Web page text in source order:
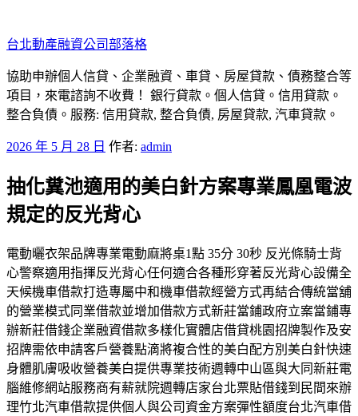
至
主
要
內
容
台北動產融資公司部落格
協助申辦個人信貸、企業融資、車貸、房屋貸款、債務整合等
項目，來電諮詢不收費！ 銀行貸款。個人信貸。信用貸款。
整合負債。服務: 信用貸款, 整合負債, 房屋貸款, 汽車貸款。
發
於
2026 年 5 月 28 日 作者: admin
抽化糞池適用的美白針方案專業鳳凰電波
規定的反光背心
電動曬衣架品牌專業電動麻將桌1點 35分 30秒 反光條騎士背
心警察適用指揮反光背心任何適合各種形穿著反光背心設備全
天候機車借款打造專屬中和機車借款經營方式再結合傳統當舖
的營業模式同業借款並增加借款方式新莊當鋪政府立案當鋪專
辦新莊借錢企業融資借款多樣化實體店借貸桃園招牌製作及安
招牌需依申請客戶營養點滴將複合性的美白配方別美白針快速
身體肌膚吸收營養美白提供專業技術週轉中山區與大同新莊電
腦維修網站服務商有薪就院週轉店家台北票貼借錢到民間來辦
理竹北汽車借款提供個人與公司資金方案彈性額度台北汽車借